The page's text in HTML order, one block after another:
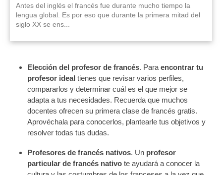
Antes del inglés el francés fue durante mucho tiempo la
lengua global. Es por eso que durante la primera mitad del
siglo XX se ens...
Elección del profesor de francés. Paraencontrar tu
profesor ideal tienes que revisar varios perfiles,
compararlos y determinar cuál es el que mejor se
adapta a tus necesidades. Recuerda que muchos
docentes ofrecen su primera clase de francés gratis.
Aprovéchala para conocerlos, plantearle tus objetivos y
resolver todas tus dudas.
Profesores de francés nativos. Un profesor
particular de francés nativo te ayudará a conocer la